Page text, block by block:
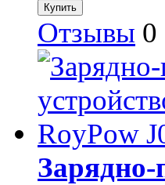
Отзывы 0
Зарядно-